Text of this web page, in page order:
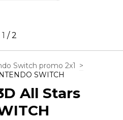
1 /2
Switch promo 2x1 >
SWITCH
All Stars